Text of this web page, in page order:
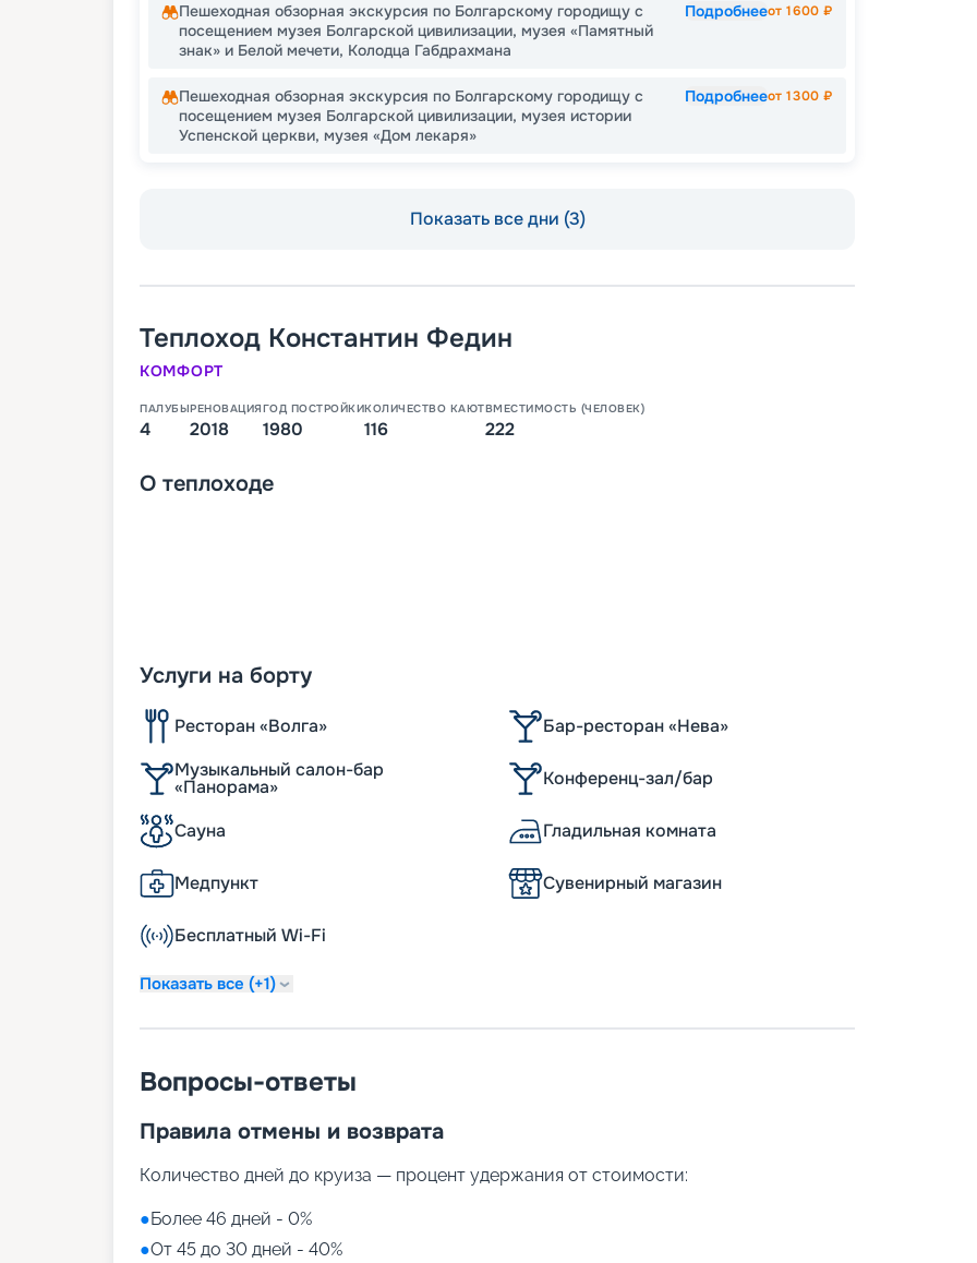
Пешеходная обзорная экскурсия по Болгарскому городищу с
посещением музея Болгарской цивилизации, музея «Памятный
знак» и Белой мечети, Колодца Габдрахмана
Подробнееот1600 ₽
Пешеходная обзорная экскурсия по Болгарскому городищу с
посещением музея Болгарской цивилизации, музея истории
Успенской церкви, музея «Дом лекаря»
Подробнееот1300 ₽
Показать все дни (3)
Теплоход Константин Федин
КОМФОРТ
ПАЛУБЫ
4
РЕНОВАЦИЯ
2018
ГОД ПОСТРОЙКИ
1980
КОЛИЧЕСТВО КАЮТ
116
ВМЕСТИМОСТЬ (ЧЕЛОВЕК)
222
О теплоходе
Услуги на борту
Ресторан «Волга»
Бар-ресторан «Нева»
Музыкальный салон-бар
«Панорама» Конференц-зал/бар
Сауна Гладильная комната
Медпункт Сувенирный магазин
Бесплатный Wi-Fi
Показать все (+1)
Вопросы-ответы
Правила отмены и возврата
Количество дней до круиза — процент удержания от стоимости:
●Более 46 дней - 0%
●От 45 до 30 дней - 40%